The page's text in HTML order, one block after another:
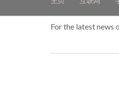
For the latest news